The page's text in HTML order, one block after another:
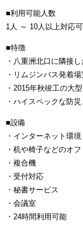
■利用可能人数
1人 ～ 10人以上対応可
■特徴
・八重洲北口に隣接
・リムジンバス発着
・2015年秋竣工の大
・ハイスペックな防
■設備
・インターネット環境
・机や椅子などのオ
・複合機
・受付対応
・秘書サービス
・会議室
・24時間利用可能